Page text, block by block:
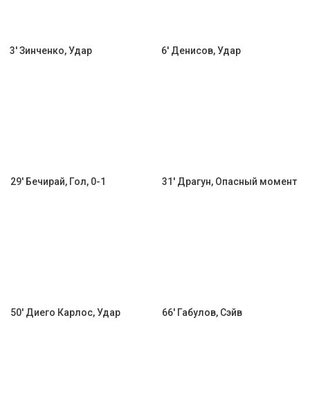
3' Зинченко, Удар 6' Денисов, Удар
29' Бечирай, Гол, 0-1 31' Драгун, Опасный момент
50' Диего Карлос, Удар 66' Габулов, Сэйв